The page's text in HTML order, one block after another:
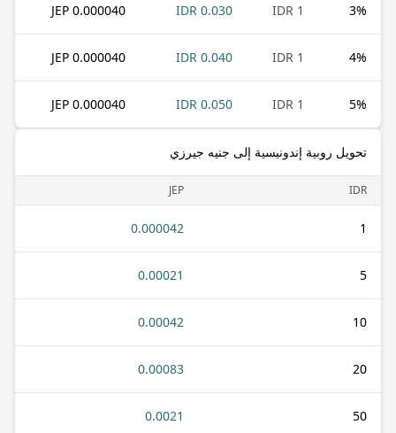
3%
1 IDR
0.030 IDR
0.000040 JEP
4%
1 IDR
0.040 IDR
0.000040 JEP
5%
1 IDR
0.050 IDR
0.000040 JEP
تحويل روبية إندونيسية إلى جنيه جيرزي
IDR
JEP
1
0.000042
5
0.00021
10
0.00042
20
0.00083
50
0.0021